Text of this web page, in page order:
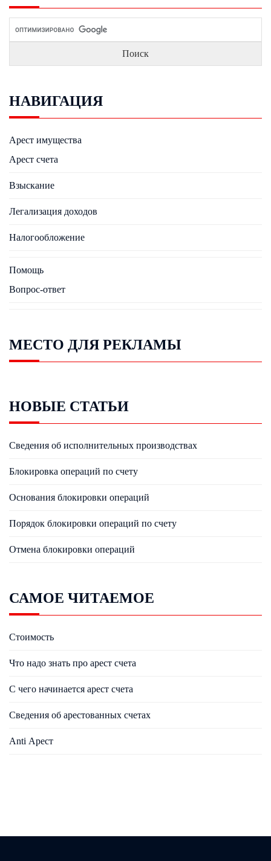
НАВИГАЦИЯ
Арест имущества
Арест счета
Взыскание
Легализация доходов
Налогообложение
Помощь
Вопрос-ответ
МЕСТО ДЛЯ РЕКЛАМЫ
НОВЫЕ СТАТЬИ
Сведения об исполнительных производствах
Блокировка операций по счету
Основания блокировки операций
Порядок блокировки операций по счету
Отмена блокировки операций
САМОЕ ЧИТАЕМОЕ
Стоимость
Что надо знать про арест счета
С чего начинается арест счета
Сведения об арестованных счетах
Anti Арест